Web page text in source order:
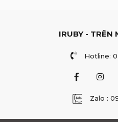
IRUBY - TRÊN
Hotline:
Zalo :